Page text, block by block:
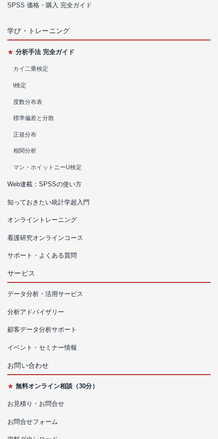
SPSS 価格・購入 完全ガイド
学び・トレーニング
★ 分析手法 完全ガイド
カイ二乗検定
t検定
度数分布表
標準偏差と分散
正規分布
相関分析
マン・ホイットニーU検定
Web連載：SPSSの使い方
知っておきたい統計学超入門
オンライントレーニング
看護研究オンラインコース
サポート・よくある質問
サービス
データ分析・活用サービス
分析アドバイザリー
顧客データ分析サポート
イベント・セミナー情報
お問い合わせ
★ 無料オンライン相談（30分）
お見積り・お問合せ
お問合せフォーム